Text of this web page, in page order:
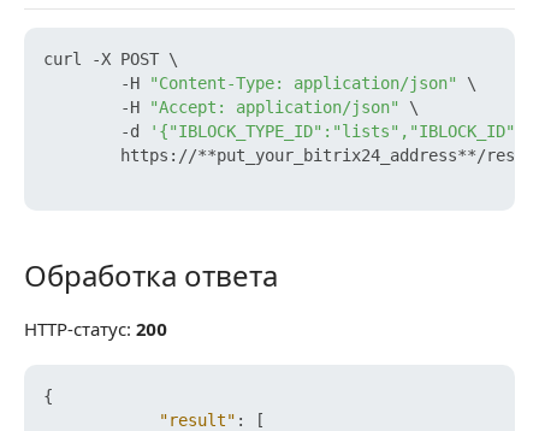
curl -X POST \
        -H
"Content-Type: application/json"
\
        -H
"Accept: application/json"
\
        -d
https://**put_your_bitrix24_address**/
Обработка ответа
Обработка ответа
HTTP-статус: 200
{
"result" :
[